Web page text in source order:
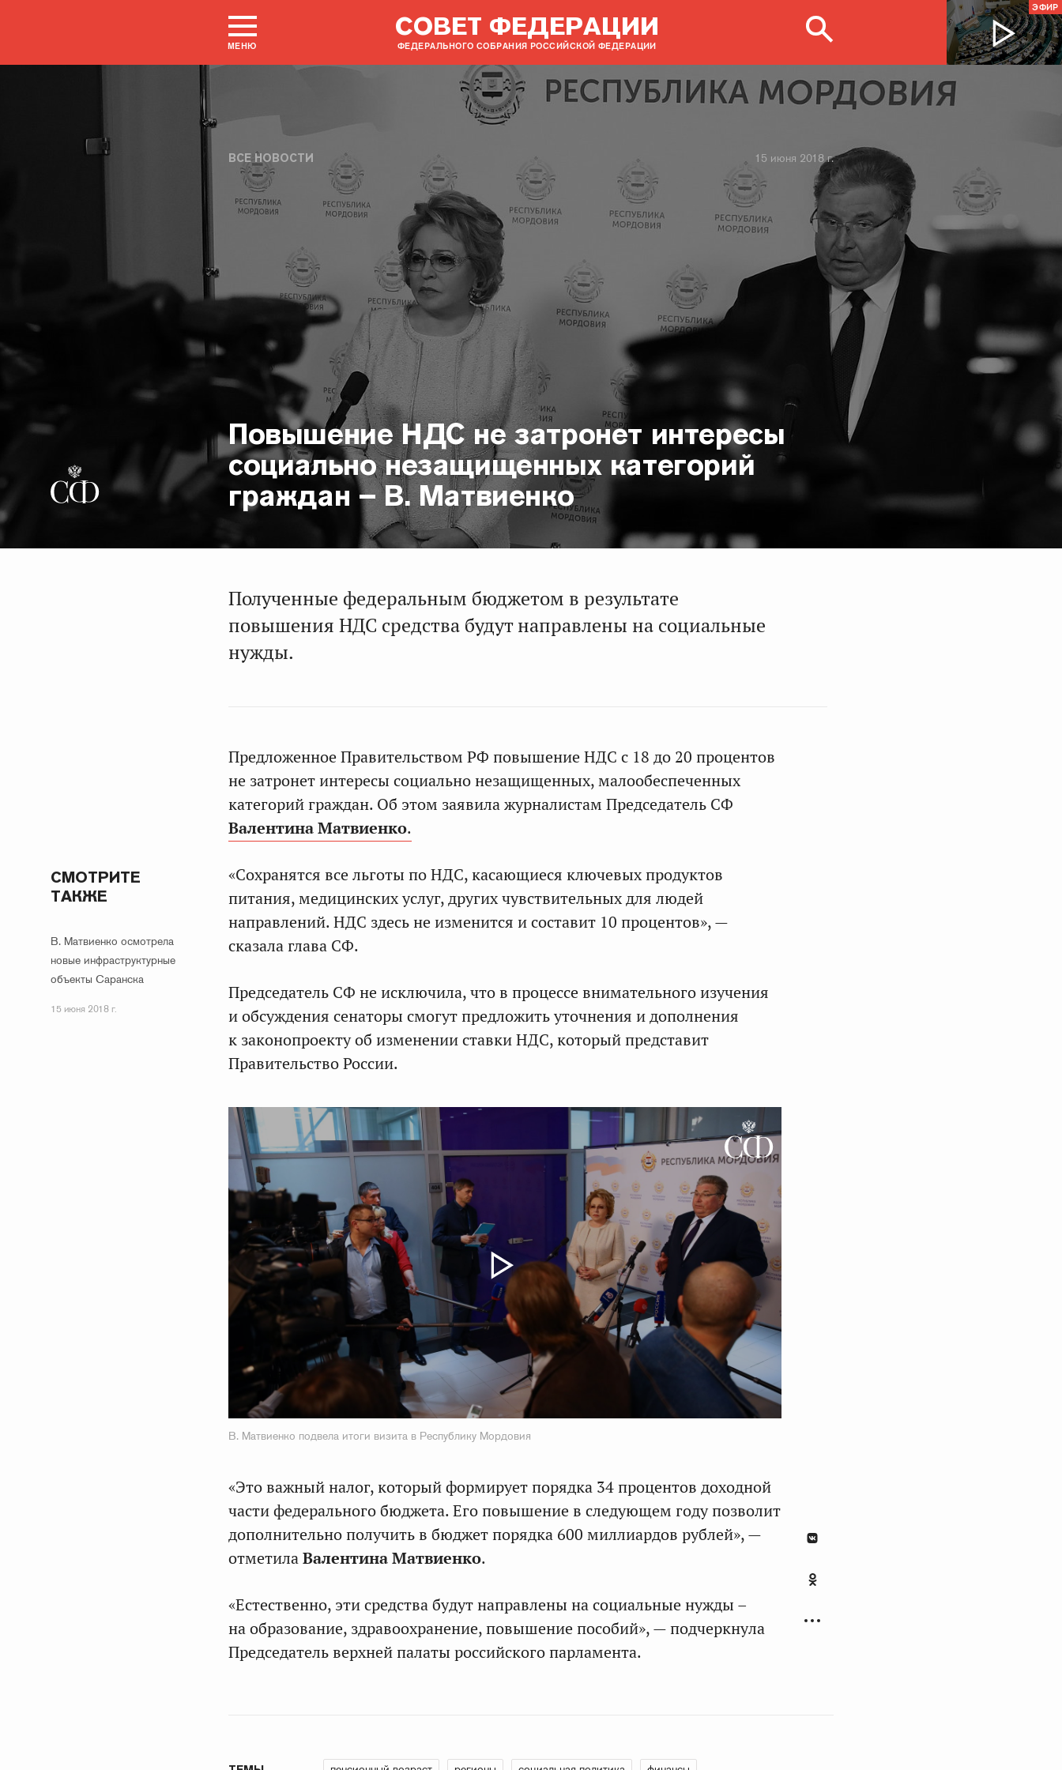
МЕНЮ
СОВЕТ ФЕДЕРАЦИИ
ФЕДЕРАЛЬНОГО СОБРАНИЯ РОССИЙСКОЙ ФЕДЕРАЦИИ
ЭФИР
ВСЕ НОВОСТИ
Повышение НДС не затронет интересы
социально незащищенных категорий
граждан – В. Матвиенко
15 июня 2018 г.
Полученные федеральным бюджетом в результате
повышения НДС средства будут направлены на социальные
нужды.
Предложенное Правительством РФ повышение НДС с 18 до 20 процентов
не затронет интересы социально незащищенных, малообеспеченных
категорий граждан. Об этом заявила журналистам Председатель СФ
Валентина Матвиенко.
СМОТРИТЕ
ТАКЖЕ
В. Матвиенко осмотрела
новые инфраструктурные
объекты Саранска
15 июня 2018 г.
«Сохранятся все льготы по НДС, касающиеся ключевых продуктов
питания, медицинских услуг, других чувствительных для людей
направлений. НДС здесь не изменится и составит 10 процентов», —
сказала глава СФ.
Председатель СФ не исключила, что в процессе внимательного изучения
и обсуждения сенаторы смогут предложить уточнения и дополнения
к законопроекту об изменении ставки НДС, который представит
Правительство России.
В. Матвиенко подвела итоги визита в Республику Мордовия
«Это важный налог, который формирует порядка 34 процентов доходной
части федерального бюджета. Его повышение в следующем году позволит
дополнительно получить в бюджет порядка 600 миллиардов рублей», —
отметилаВалентина Матвиенко.
«Естественно, эти средства будут направлены на социальные нужды –
на образование, здравоохранение, повышение пособий», — подчеркнула
Председатель верхней палаты российского парламента.